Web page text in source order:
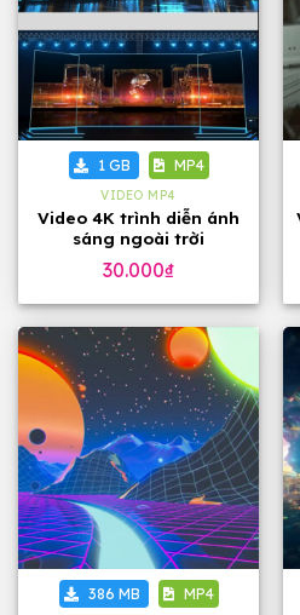
1 GB MP4
VIDEO MP4
Video 4K trình diễn ánh
sáng ngoài trời
30.000₫
386 MB MP4